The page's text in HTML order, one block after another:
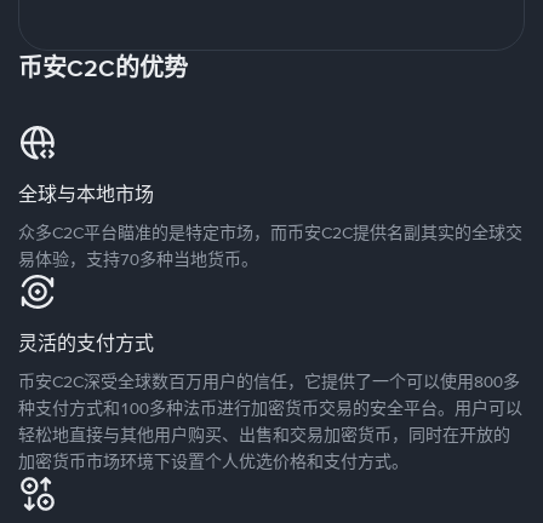
币安C2C的优势
全球与本地市场
众多C2C平台瞄准的是特定市场，而币安C2C提供名副其实的全球交
易体验，支持70多种当地货币。
灵活的支付方式
币安C2C深受全球数百万用户的信任，它提供了一个可以使用800多
种支付方式和100多种法币进行加密货币交易的安全平台。用户可以
轻松地直接与其他用户购买、出售和交易加密货币，同时在开放的
加密货币市场环境下设置个人优选价格和支付方式。